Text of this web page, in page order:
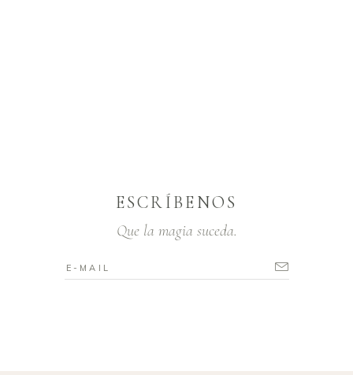
ESCRÍBENOS
Que la magia suceda.